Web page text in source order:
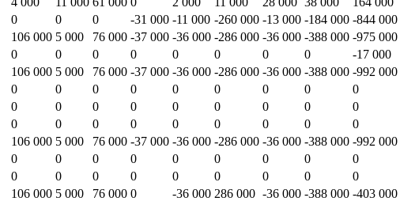
0 0 0 -31 000 -11 000 -260 000 -13 000 -184 000 -844 000
106 000 5 000 76 000 -37 000 -36 000 -286 000 -36 000 -388 000 -975 000
0 0 0 0 0 0 0 0 -17 000
106 000 5 000 76 000 -37 000 -36 000 -286 000 -36 000 -388 000 -992 000
0 0 0 0 0 0 0 0 0
0 0 0 0 0 0 0 0 0
0 0 0 0 0 0 0 0 0
106 000 5 000 76 000 -37 000 -36 000 -286 000 -36 000 -388 000 -992 000
0 0 0 0 0 0 0 0 0
0 0 0 0 0 0 0 0 0
106 000 5 000 76 000 0 -36 000 286 000 -36 000 -388 000 -403 000